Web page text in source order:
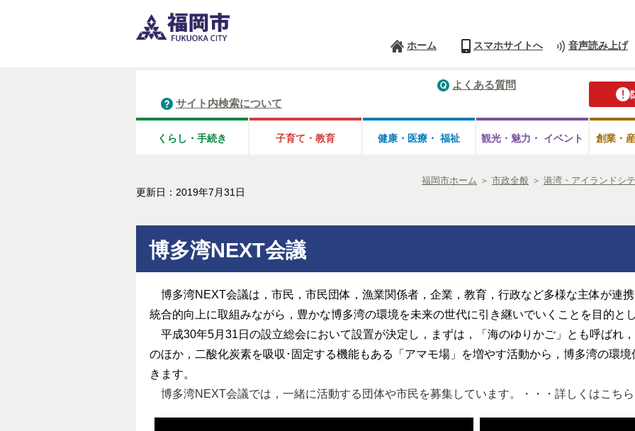
ホーム スマホサイトへ 音声読み上げ
よくある質問
サイト内検索について
くらし・手続き 子育て・教育 健康・医療・ 福祉 観光・魅力・ イベント 創業・
福岡市ホーム ＞ 市政全般 ＞ 港湾・アイランドシ
更新日：2019年7月31日
博多湾NEXT会議
博多湾NEXT会議は，市民，市民団体，漁業関係者，企業，教育，行政など多様な主体が連
統合的向上に取組みながら，豊かな博多湾の環境を未来の世代に引き継いでいくことを目的と
平成30年5月31日の設立総会において設置が決定し，まずは，「海のゆりかご」とも呼ばれ
のほか，二酸化炭素を吸収･固定する機能もある「アマモ場」を増やす活動から，博多湾の環
きます。
博多湾NEXT会議では，一緒に活動する団体や市民を募集しています。・・・詳しくはこちら